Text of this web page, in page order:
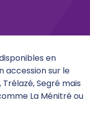
en
accession sur le
Segré mais
La Ménitré ou